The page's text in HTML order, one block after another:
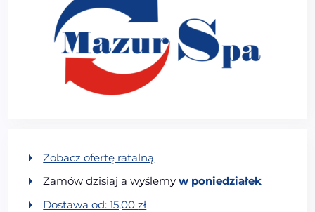
Zobacz ofertę ratalną
Zamów dzisiaj a wyślemyw poniedziałek
Dostawa od:15,00zł